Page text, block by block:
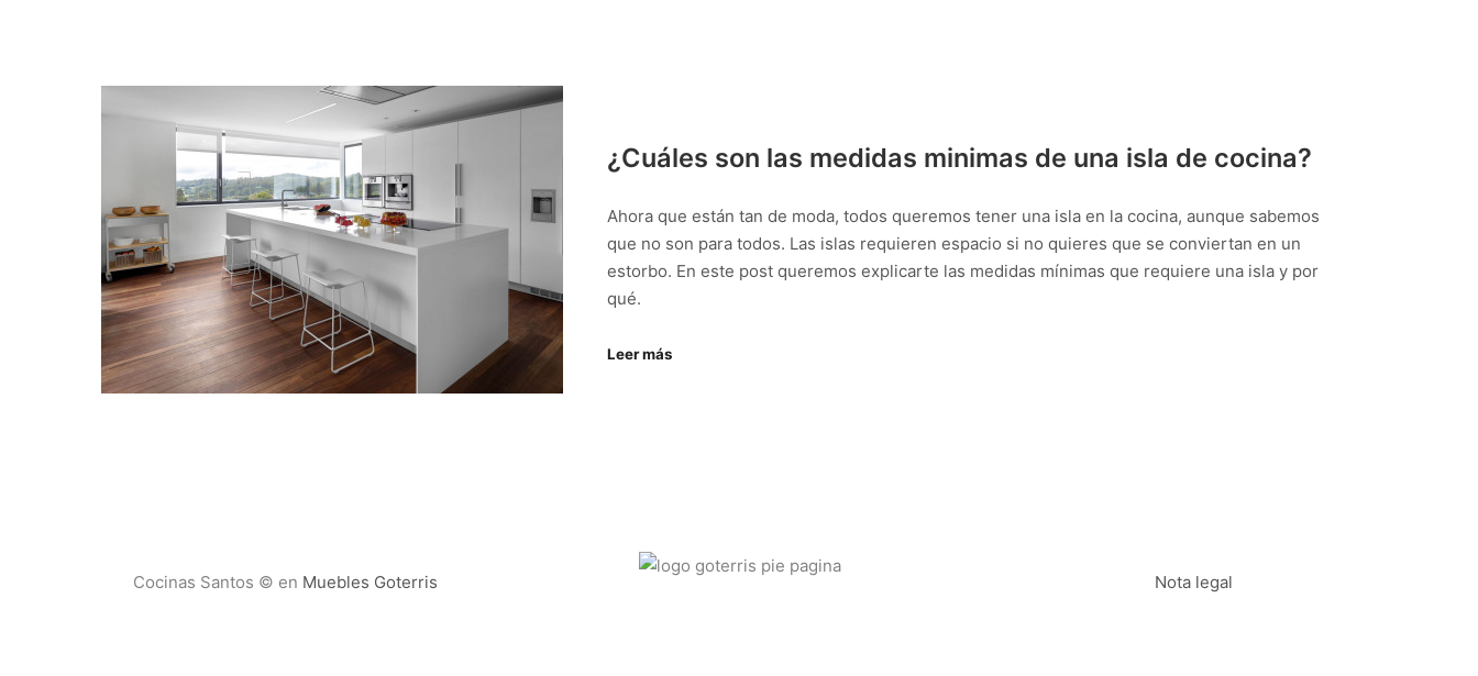
¿Cuáles son las medidas minimas de una isla de cocina?
Ahora que están tan de moda, todos queremos tener una isla en la cocina, aunque sabemos
que no son para todos. Las islas requieren espacio si no quieres que se conviertan en un
estorbo. En este post queremos explicarte las medidas mínimas que requiere una isla y por
qué.
Leer más
Cocinas Santos © en Muebles Goterris Nota legal